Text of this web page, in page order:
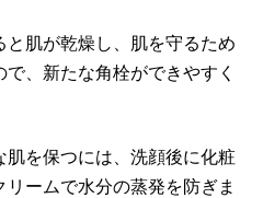
肌が乾燥し、肌を守るため
、新たな角栓ができやすく
を保つには、洗顔後に化粧
ームで水分の蒸発を防ぎま